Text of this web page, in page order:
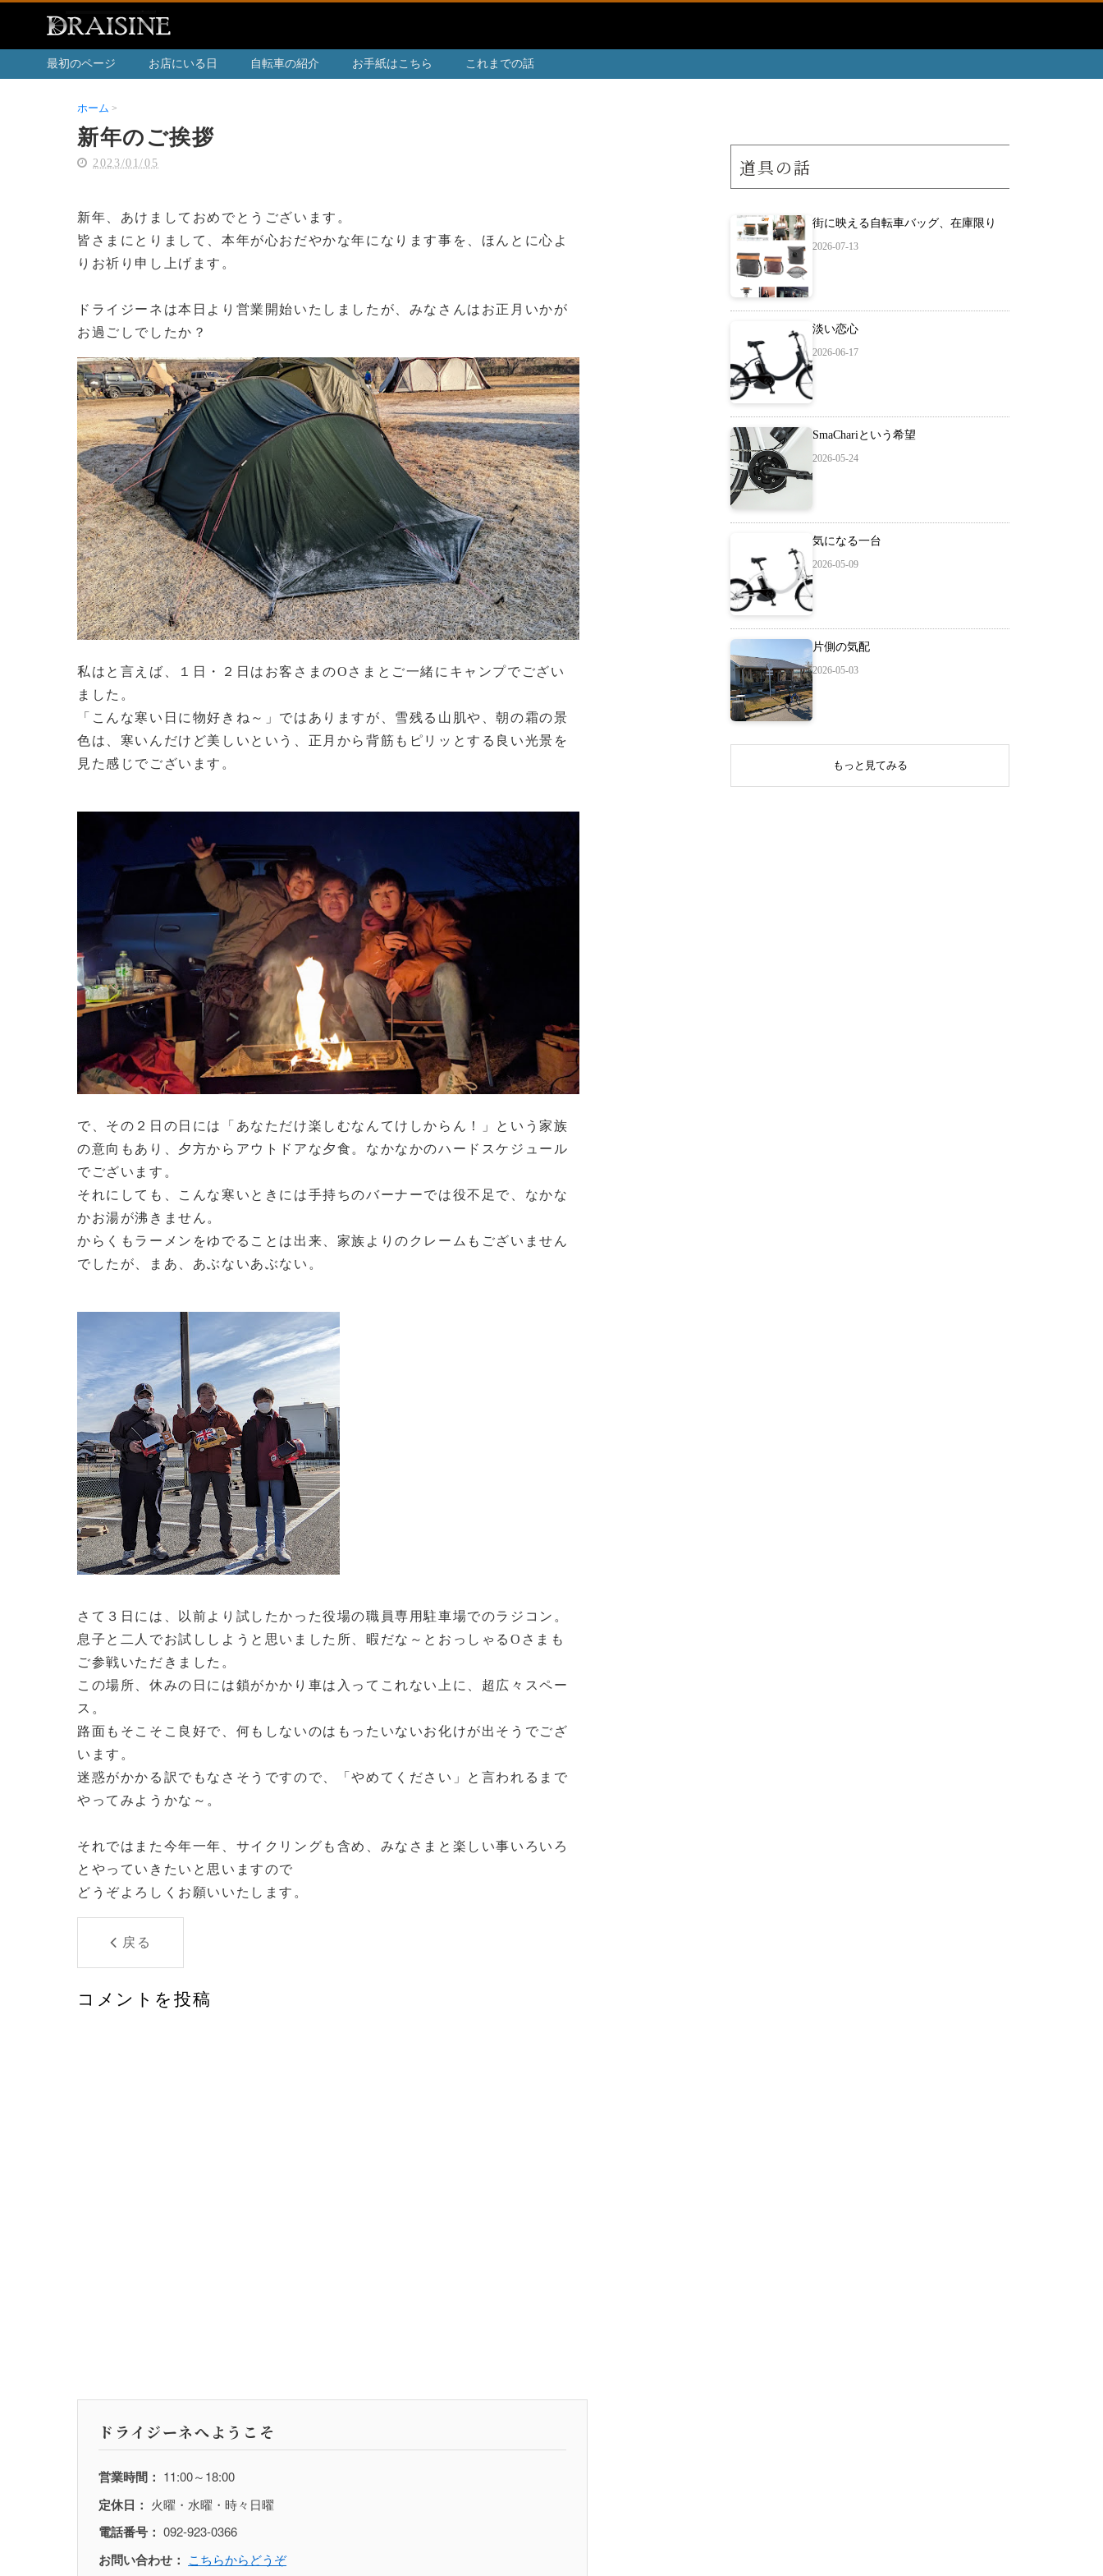
最初のページ お店にいる日 自転車の紹介 お手紙はこちら これまでの話
ホーム
新年のご挨拶
2023/01/05
新年、あけましておめでとうございます。
皆さまにとりまして、本年が心おだやかな年になります事を、ほんとに心よ
りお祈り申し上げます。
ドライジーネは本日より営業開始いたしましたが、みなさんはお正月いかが
お過ごしでしたか？
私はと言えば、１日・２日はお客さまのOさまとご一緒にキャンプでござい
ました。
「こんな寒い日に物好きね～」ではありますが、雪残る山肌や、朝の霜の景
色は、寒いんだけど美しいという、正月から背筋もピリッとする良い光景を
見た感じでございます。
で、その２日の日には「あなただけ楽しむなんてけしからん！」という家族
の意向もあり、夕方からアウトドアな夕食。なかなかのハードスケジュール
でございます。
それにしても、こんな寒いときには手持ちのバーナーでは役不足で、なかな
かお湯が沸きません。
からくもラーメンをゆでることは出来、家族よりのクレームもございません
でしたが、まあ、あぶないあぶない。
さて３日には、以前より試したかった役場の職員専用駐車場でのラジコン。
息子と二人でお試ししようと思いました所、暇だな～とおっしゃるOさまも
ご参戦いただきました。
この場所、休みの日には鎖がかかり車は入ってこれない上に、超広々スペー
ス。
路面もそこそこ良好で、何もしないのはもったいないお化けが出そうでござ
います。
迷惑がかかる訳でもなさそうですので、「やめてください」と言われるまで
やってみようかな～。
それではまた今年一年、サイクリングも含め、みなさまと楽しい事いろいろ
とやっていきたいと思いますので
どうぞよろしくお願いいたします。
戻る
コメントを投稿
ドライジーネへようこそ
営業時間： 11:00～18:00
定休日： 火曜・水曜・時々日曜
電話番号： 092-923-0366
お問い合わせ： こちらからどうぞ
道具の話
街に映える自転車バッグ、在庫限り
2026-07-13
淡い恋心
2026-06-17
SmaChariという希望
2026-05-24
気になる一台
2026-05-09
片側の気配
2026-05-03
もっと見てみる